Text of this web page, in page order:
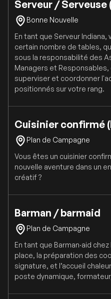
Serveur / Serveuse
Bonne Nouvelle
En tant que Serveur
certain nombre de tables,
sous la responsabilité des
Managers et
superviser et coordonner
positionnés sur votre rang.
Cuisinier confirmé
Plan de Campagne
Vous êtes un cuisinier
nouvelle aventure dans un
créatif ?
Barman / barmaid
Plan de Campagne
En tant que Barman·aid
place, la préparation des
signature, et l’accueil
poste dynamique,